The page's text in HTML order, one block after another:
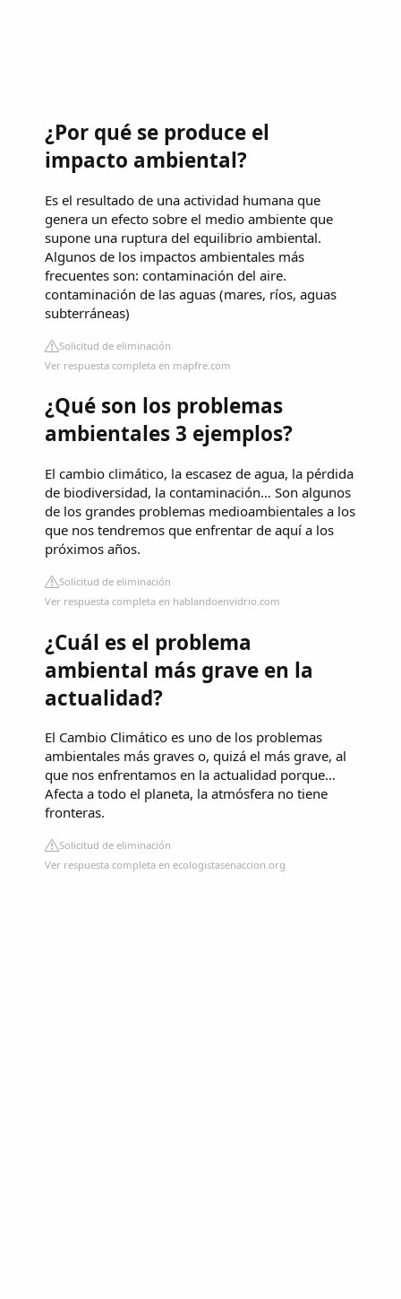
¿Por qué se produce el
impacto ambiental?
Es el resultado de una actividad humana que
genera un efecto sobre el medio ambiente que
supone una ruptura del equilibrio ambiental.
Algunos de los impactos ambientales más
frecuentes son: contaminación del aire.
contaminación de las aguas (mares, ríos, aguas
subterráneas)
Solicitud de eliminación
Ver respuesta completa en mapfre.com
¿Qué son los problemas
ambientales 3 ejemplos?
El cambio climático, la escasez de agua, la pérdida
de biodiversidad, la contaminación… Son algunos
de los grandes problemas medioambientales a los
que nos tendremos que enfrentar de aquí a los
próximos años.
Solicitud de eliminación
Ver respuesta completa en hablandoenvidrio.com
¿Cuál es el problema
ambiental más grave en la
actualidad?
El Cambio Climático es uno de los problemas
ambientales más graves o, quizá el más grave, al
que nos enfrentamos en la actualidad porque…
Afecta a todo el planeta, la atmósfera no tiene
fronteras.
Solicitud de eliminación
Ver respuesta completa en ecologistasenaccion.org